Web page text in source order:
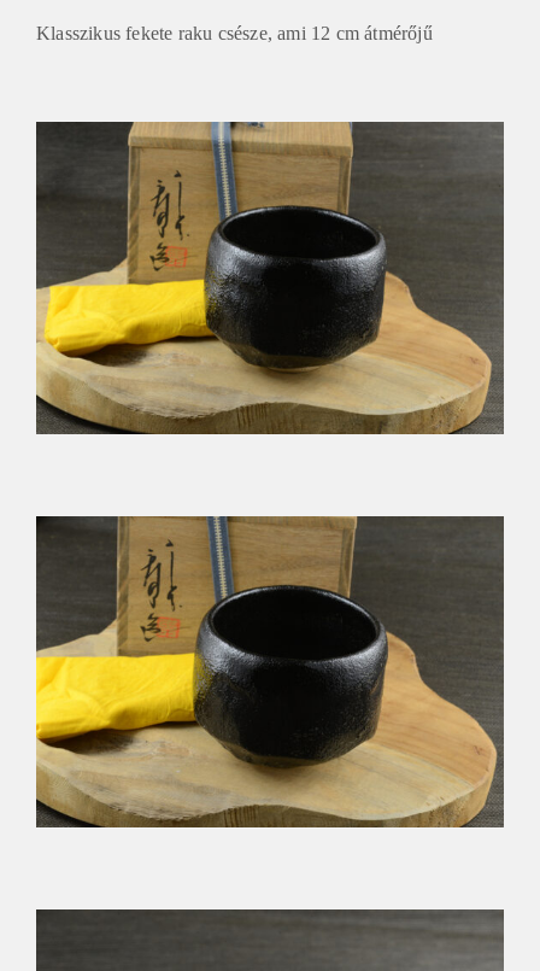
Klasszikus fekete raku csésze, ami 12 cm átmérőjű